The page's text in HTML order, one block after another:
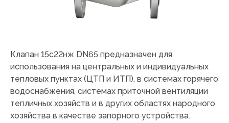
Клапан 15с22нж DN65 предназначен для
использования на центральных и индивидуальных
тепловых пунктах (ЦТП и ИТП), в системах горячего
водоснабжения, системах приточной вентиляции
тепличных хозяйств и в других областях народного
хозяйства в качестве запорного устройства.